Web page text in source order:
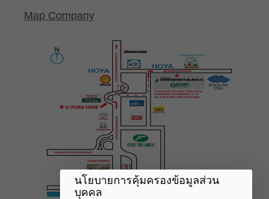
Map Company
นโยบายการคุ้มครองข้อมูลส่วน
บุคคล